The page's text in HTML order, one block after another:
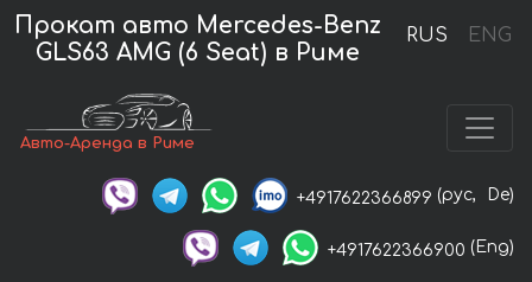
RUS ENG
Прокат авто Mercedes-Benz
GLS63 AMG (6 Seat) в Риме
Авто-Аренда в Риме
+4917622366899 (рус, De)
+4917622366900 (Eng)